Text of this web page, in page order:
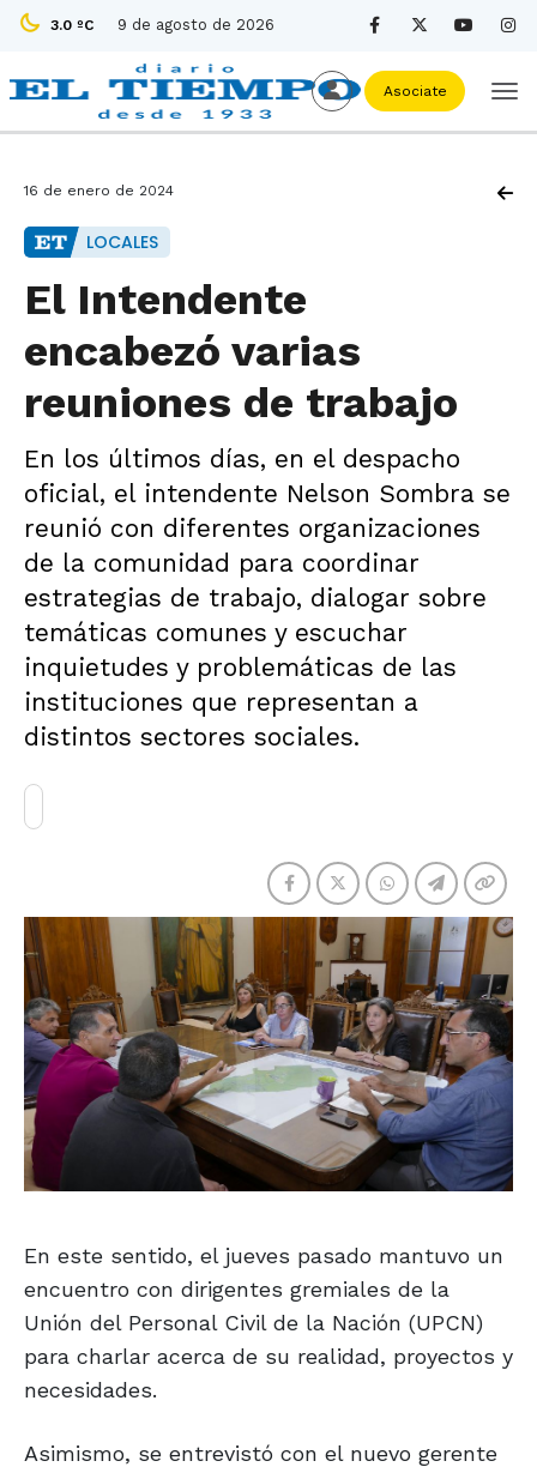
3.0 ºC 9 de agosto de 2026
Asociate
16 de enero de 2024
LOCALES
El Intendente
encabezó varias
reuniones de trabajo
En los últimos días, en el despacho
oficial, el intendente Nelson Sombra se
reunió con diferentes organizaciones
de la comunidad para coordinar
estrategias de trabajo, dialogar sobre
temáticas comunes y escuchar
inquietudes y problemáticas de las
instituciones que representan a
distintos sectores sociales.
En este sentido, el jueves pasado mantuvo un
encuentro con dirigentes gremiales de la
Unión del Personal Civil de la Nación (UPCN)
para charlar acerca de su realidad, proyectos y
necesidades.
Asimismo, se entrevistó con el nuevo gerente